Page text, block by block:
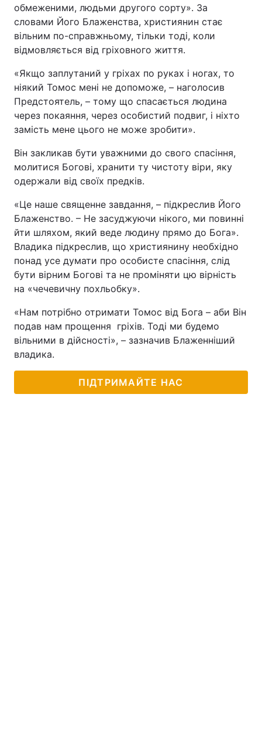
обмеженими, людьми другого сорту». За
словами Його Блаженства, християнин стає
вільним по-справжньому, тільки тоді, коли
відмовляється від гріховного життя.
«Якщо заплутаний у гріхах по руках і ногах, то
ніякий Томос мені не допоможе, – наголосив
Предстоятель, – тому що спасається людина
через покаяння, через особистий подвиг, і ніхто
замість мене цього не може зробити».
Він закликав бути уважними до свого спасіння,
молитися Богові, хранити ту чистоту віри, яку
одержали від своїх предків.
«Це наше священне завдання, – підкреслив Його
Блаженство. – Не засуджуючи нікого, ми повинні
йти шляхом, який веде людину прямо до Бога».
Владика підкреслив, що християнину необхідно
понад усе думати про особисте спасіння, слід
бути вірним Богові та не проміняти цю вірність
на «чечевичну похльобку».
«Нам потрібно отримати Томос від Бога – аби Він
подав нам прощення гріхів. Тоді ми будемо
вільними в дійсності», – зазначив Блаженніший
владика.
ПІДТРИМАЙТЕ НАС